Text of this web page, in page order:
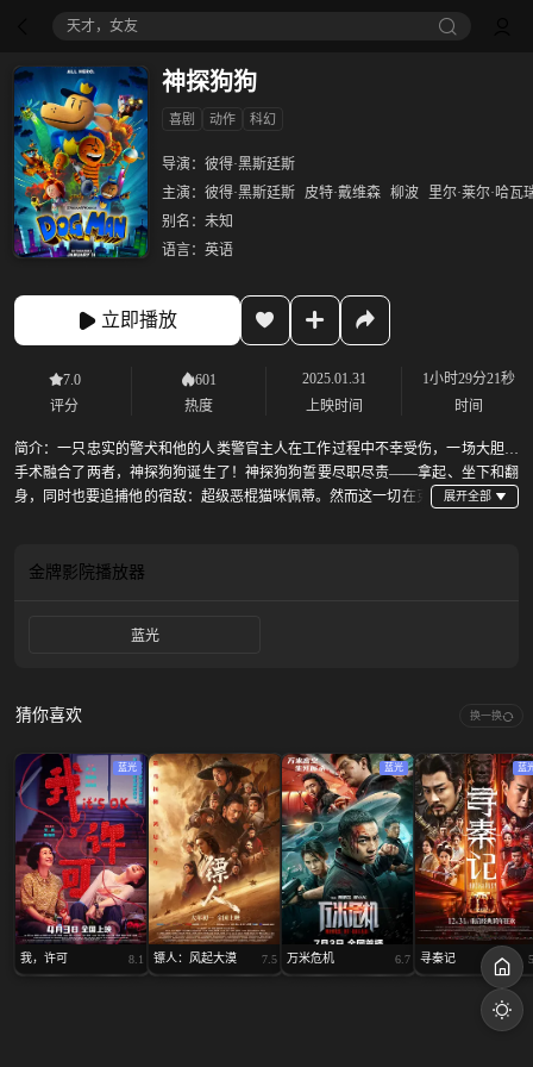
天才，女友
神探狗狗
喜剧 动作 科幻
导演： 彼得·黑斯廷斯
主演： 彼得·黑斯廷斯 皮特·戴维森 柳波
里尔·莱尔·哈瓦
别名： 未知
语言： 英语
立即播放
7.0
评分
601
热度
2025.01.31
上映时间
1小时29分21秒
时间
简介：一只忠实的警犬和他的人类警官主人在工作过程中不幸受伤，一场大胆的
手术融合了两者，神探狗狗诞生了！神探狗狗誓要尽职尽责——拿起、坐下和翻
身，同时也要追捕他的宿敌：超级恶棍猫咪佩蒂。然而这一切在克
金牌影院播放器
蓝光
猜你喜欢 换一换
蓝光
我，许可 8.1 镖人：风起大漠 7.5
蓝光
万米危机 6.7
蓝
寻秦记